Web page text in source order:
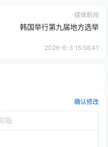
媒体新闻
韩国举行第九届地方选举
2026-6-3 15:58:41
确认修改